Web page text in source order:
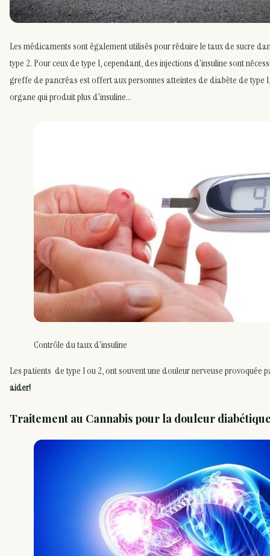
Les médicaments sont également utilisés pour réduire le taux de sucre
type 2. Pour ceux de type 1, cependant, des injections d’insuline sont
greffe de pancréas est offert aux personnes atteintes de diabète de type
organe qui produit plus d’insuline…
Contrôle du taux d’insuline
Les patients de type 1 ou 2, ont souvent une douleur nerveuse provoquée
aider!
Traitement au Cannabis pour la douleur